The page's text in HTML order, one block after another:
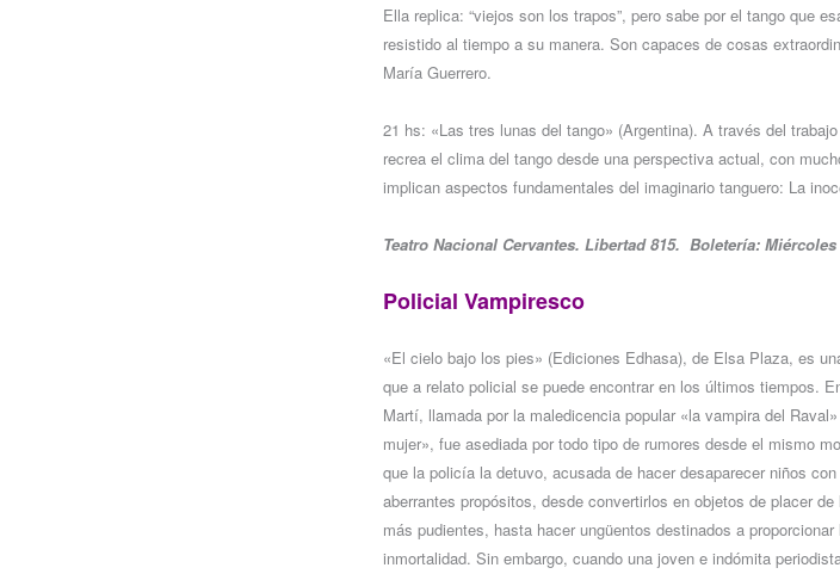
Ella replica: “viejos son los trapos”, pero sabe por el tango que
resistido al tiempo a su manera. Son capaces de cosas
María Guerrero.
21 hs: «Las tres lunas del tango» (Argentina). A través del
recrea el clima del tango desde una perspectiva actual, con
implican aspectos fundamentales del imaginario tanguero: La
Teatro Nacional Cervantes. Libertad 815. Boletería:
Policial Vampiresco
«El cielo bajo los pies» (Ediciones Edhasa), de Elsa Plaza, es
que a relato policial se puede encontrar en los últimos tiempos.
Martí, llamada por la maledicencia popular «la vampira del
mujer», fue asediada por todo tipo de rumores desde el mismo
que la policía la detuvo, acusada de hacer desaparecer niños
aberrantes propósitos, desde convertirlos en objetos de placer
más pudientes, hasta hacer ungüentos destinados a proporcionar
inmortalidad. Sin embargo, cuando una joven e indómita